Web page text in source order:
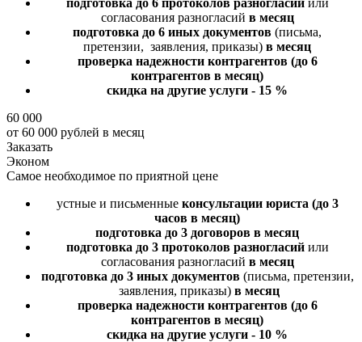
согласования разногласий в месяц
подготовка до 6 иных документов (письма,
претензии, заявления, приказы) в месяц
проверка надежности контрагентов (до 6
контрагентов в месяц)
скидка на другие услуги - 15 %
60 000
от 60 000 рублей в месяц
Заказать
Эконом
Самое необходимое по приятной цене
устные и письменные консультации юриста (до 3
часов в месяц)
подготовка до 3 договоров в месяц
подготовка до 3 протоколов разногласийили
согласования разногласий в месяц
подготовка до 3 иных документов(письма, претензии,
заявления, приказы) в месяц
проверка надежности контрагентов (до 6
контрагентов в месяц)
скидка на другие услуги - 10 %